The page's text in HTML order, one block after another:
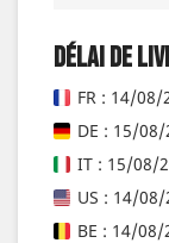
Délai de
FR : 14/08/
DE : 15/08/
IT : 15/08/
US : 14/08/
BE : 14/08/